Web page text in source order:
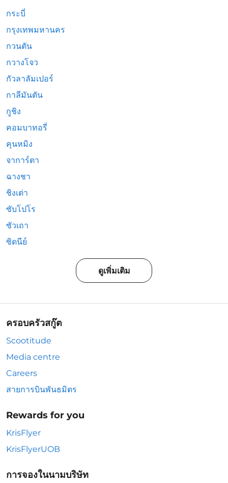
กระบี่
กรุงเทพมหานคร
กวนตัน
กวางโจว
กัวลาลัมเปอร์
กาลีมันตัน
กูชิง
คอมบาทอรี่
คุนหมิง
จาการ์ตา
ฉางชา
ชิงเต่า
ซับโปโร
ซัวเถา
ซิดนีย์
ดูเพิ่มเติม
ครอบครัวสกู๊ต
Scootitude
Media centre
Careers
สายการบินพันธมิตร
Rewards for you
KrisFlyer
KrisFlyerUOB
การจองในนามบริษัท